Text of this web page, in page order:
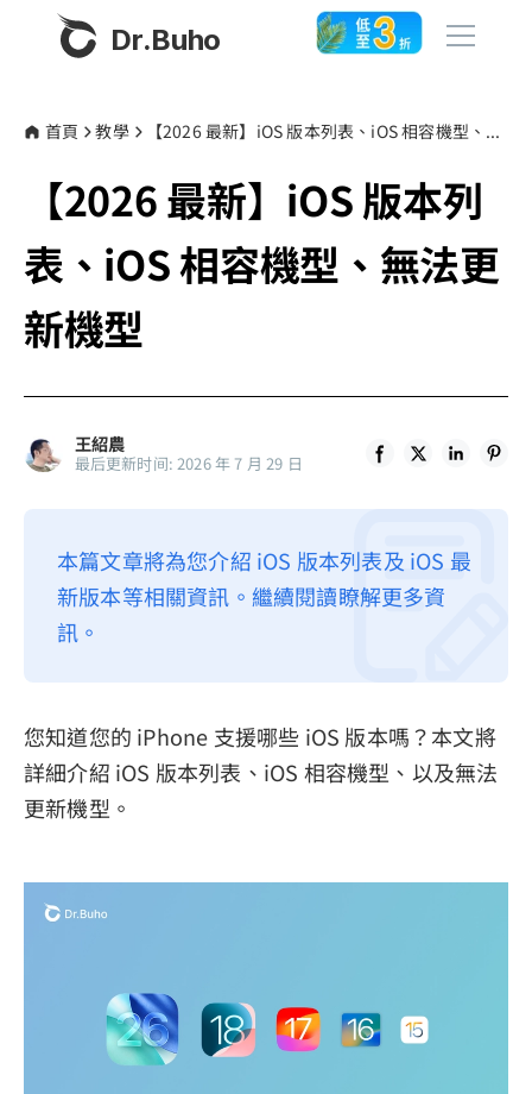
Dr.Buho
產品
BuhoCleaner
BuhoUnlocker
BuhoRepair
BuhoLaunchpad
商店
部落格
隱私權政策
服務條款
首頁 教學 【2026 最新】iOS 版本列表、iOS 相容機型、無法更新機型
【2026 最新】iOS 版本列
表、iOS 相容機型、無法更
新機型
王紹農
最后更新时间: 2026 年 7 月 29 日
本篇文章將為您介紹 iOS 版本列表及 iOS 最
新版本等相關資訊。繼續閱讀瞭解更多資
訊。
您知道您的 iPhone 支援哪些 iOS 版本嗎？本文將
詳細介紹 iOS 版本列表、iOS 相容機型、以及無法
更新機型。